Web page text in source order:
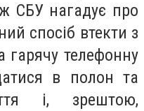
ж СБУ нагадує про
спосіб втекти з
телефонну
в полон та
і, зрештою,